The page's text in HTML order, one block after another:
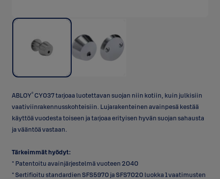
ABLOY®CY037 tarjoaa luotettavan suojan niin kotiin, kuin julkisiin
vaativiinrakennusskohteisiin. Lujarakenteinen avainpesä kestää
käyttöä vuodesta toiseen ja tarjoaa erityisen hyvän suojan sahausta
ja vääntöä vastaan.
Tärkeimmät hyödyt:
* Patentoitu avainjärjestelmä vuoteen 2040
* Sertifioitu standardien SFS5970 ja SFS7020 luokka 1 vaatimusten